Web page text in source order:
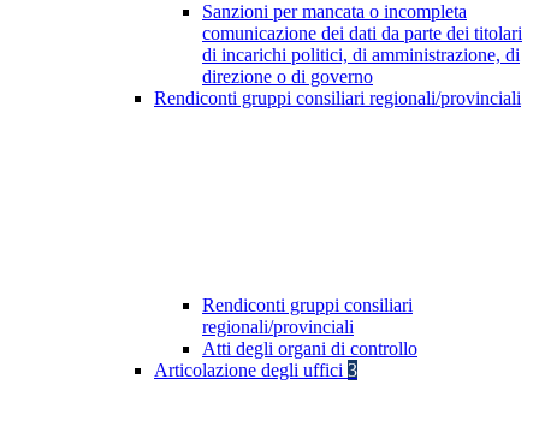
Sanzioni per mancata o incompleta
comunicazione dei dati da parte dei titolari
di incarichi politici, di amministrazione, di
direzione o di governo
Rendiconti gruppi consiliari regionali/provinciali
Rendiconti gruppi consiliari
regionali/provinciali
Atti degli organi di controllo
Articolazione degli uffici 3